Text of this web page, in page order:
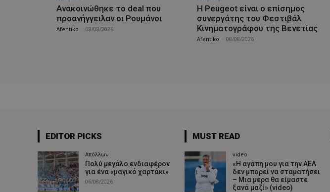
Aνακοινώθηκε το deal που
προανήγγειλαν οι Ρουμάνοι
Afentiko 08/08/2026
Η Peugeot είναι ο επίσημος
συνεργάτης του Φεστιβάλ
Κινηματογράφου της Βενετίας
Afentiko 08/08/2026
EDITOR PICKS
Απόλλων
Πολύ μεγάλο ενδιαφέρον
για ένα «μαγικό χαρτάκι»
06/08/2026
MUST READ
video
«Η αγάπη μου για την ΑΕΛ
δεν μπορεί να σταματήσει
– Μια μέρα θα είμαστε
ξανά μαζί» (video)